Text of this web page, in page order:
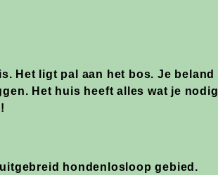
Het ligt pal aan het bos. Je beland
Het huis heeft alles wat je nodig
hondenlosloop gebied.